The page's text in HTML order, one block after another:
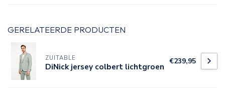
GERELATEERDE PRODUCTEN
ZUITABLE
DiNick jersey colbert lichtgroen €239,95